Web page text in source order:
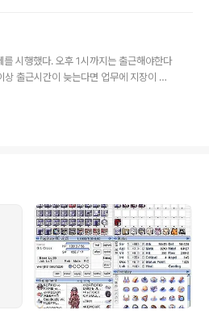
각으로 주말인 오늘 출근을 했다. 그러나,
장비는 우리 회사의 공동자산이긴 하지
람들은 분명히 있고, 그래서 나는 빌려쓰
시행했다. 오후 1시까지는 출근해야한다
출근시간이 늦는다면 업무에 지장이 있
적고, 특히 밤에 아이를 업고 급하게 병원
을 수 있는 행동이 밑거름 되어야 한다는
, 눈치보기식 야근위주라 느꼈던 업무분위